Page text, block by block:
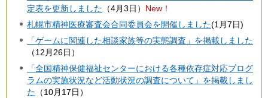
定表を更新しました （4月3日） New！
札幌市精神医療審査会合同委員会を開催しました(1月7日)
「ゲームに関連した相談家族等の実態調査」を掲載しました
（12月26日）
「全国精神保健福祉センターにおける各種依存症対応プログ
ラムの実施状況など活動状況の調査について」を掲載しまし
た （10月17日）